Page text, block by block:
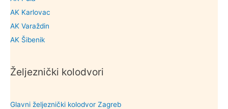
AK Karlovac
AK Varaždin
AK Šibenik
Željeznički kolodvori
Glavni željeznički kolodvor Zagreb